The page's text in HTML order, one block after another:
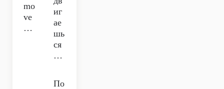
mo
ve
…
иг
ае
шь
ся
…
По